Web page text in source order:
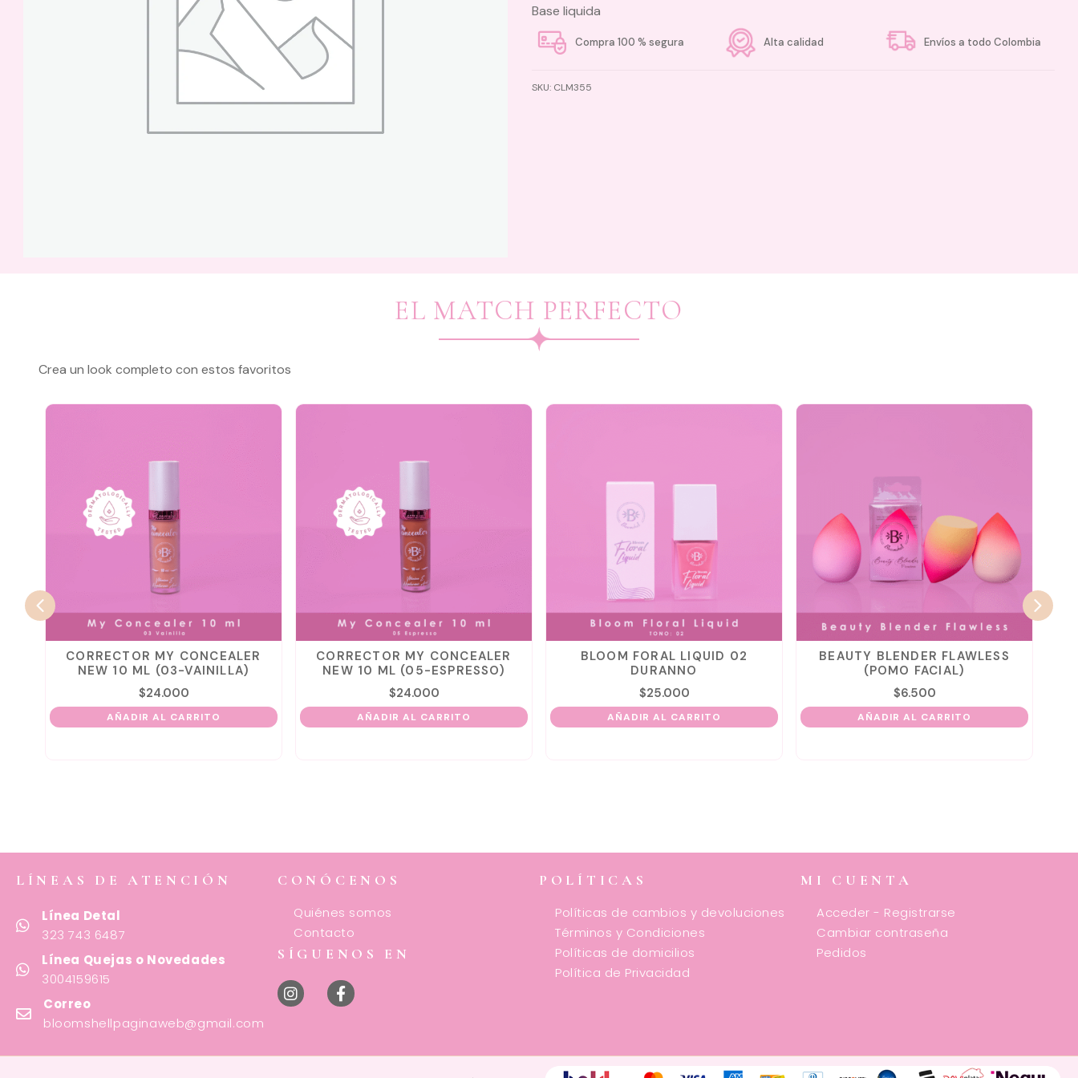
Base liquida
Compra 100 % segura Alta calidad Envíos a todo Colombia
SKU: CLM355
EL MATCH PERFECTO
Crea un look completo con estos favoritos
CORRECTOR MY CONCEALER
NEW 10 ML (03-VAINILLA)
$24.000
AÑADIR AL CARRITO
CORRECTOR MY CONCEALER
NEW 10 ML (05-ESPRESSO)
$24.000
AÑADIR AL CARRITO
BLOOM FORAL LIQUID 02
DURANNO
$25.000
AÑADIR AL CARRITO
BEAUTY BLENDER FLAWLESS
(POMO FACIAL)
$6.500
AÑADIR AL CARRITO
LÍNEAS DE ATENCIÓN
Línea Detal
323 743 6487
Línea Quejas o Novedades
3004159615
Correo
bloomshellpaginaweb@gmail.com
CONÓCENOS
Quiénes somos
Contacto
SÍGUENOS EN
POLÍTICAS
Políticas de cambios y devoluciones
Términos y Condiciones
Políticas de domicilios
Política de Privacidad
MI CUENTA
Acceder - Registrarse
Cambiar contraseña
Pedidos